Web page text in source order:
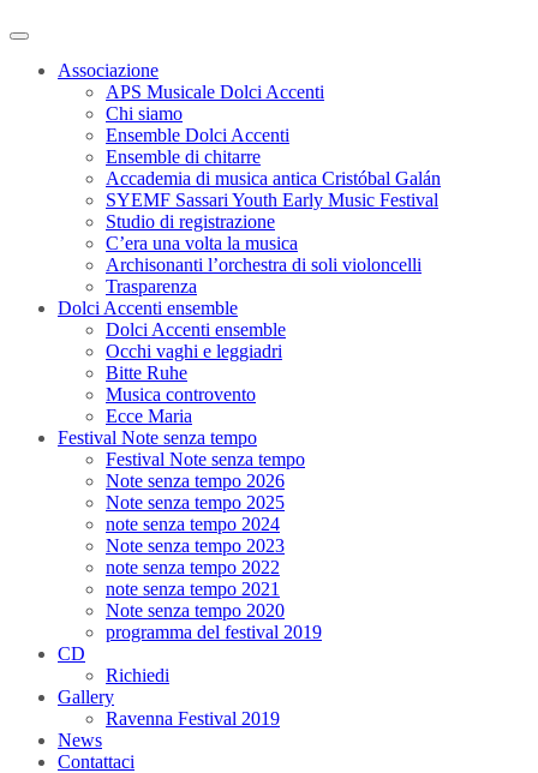
Associazione
APS Musicale Dolci Accenti
Chi siamo
Ensemble Dolci Accenti
Ensemble di chitarre
Accademia di musica antica Cristóbal Galán
SYEMF Sassari Youth Early Music Festival
Studio di registrazione
C’era una volta la musica
Archisonanti l’orchestra di soli violoncelli
Trasparenza
Dolci Accenti ensemble
Dolci Accenti ensemble
Occhi vaghi e leggiadri
Bitte Ruhe
Musica controvento
Ecce Maria
Festival Note senza tempo
Festival Note senza tempo
Note senza tempo 2026
Note senza tempo 2025
note senza tempo 2024
Note senza tempo 2023
note senza tempo 2022
note senza tempo 2021
Note senza tempo 2020
programma del festival 2019
CD
Richiedi
Gallery
Ravenna Festival 2019
News
Contattaci